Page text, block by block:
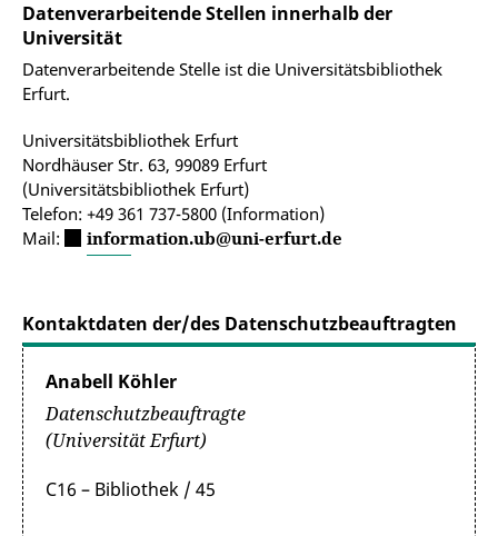
Datenverarbeitende Stellen innerhalb der
Universität
Datenverarbeitende Stelle ist die Universitätsbibliothek
Erfurt.
Universitätsbibliothek Erfurt
Nordhäuser Str. 63, 99089 Erfurt
(Universitätsbibliothek Erfurt)
Telefon: +49 361 737-5800 (Information)
Mail:
information.ub@uni-erfurt.de
Kontaktdaten der/des Datenschutzbeauftragten
Anabell Köhler
Datenschutzbeauftragte
(Universität Erfurt)
C16 – Bibliothek / 45